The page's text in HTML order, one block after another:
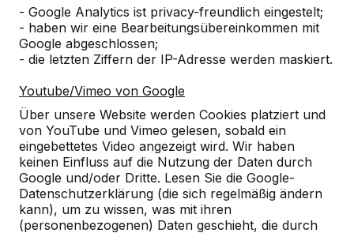
- Google Analytics ist privacy-freundlich eingestelt;
- haben wir eine Bearbeitungsübereinkommen mit
Google abgeschlossen;
- die letzten Ziffern der IP-Adresse werden maskiert.
Youtube/Vimeo von Google
Über unsere Website werden Cookies platziert und
von YouTube und Vimeo gelesen, sobald ein
eingebettetes Video angezeigt wird. Wir haben
keinen Einfluss auf die Nutzung der Daten durch
Google und/oder Dritte. Lesen Sie die Google-
Datenschutzerklärung (die sich regelmäßig ändern
kann), um zu wissen, was mit ihren
(personenbezogenen) Daten geschieht, die durch
Alles anzeigen
Ort oder Postleitzahl suchen
Kontakt